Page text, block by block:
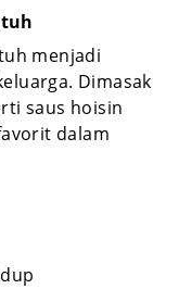
menjadi
Dimasak
saus hoisin
dalam